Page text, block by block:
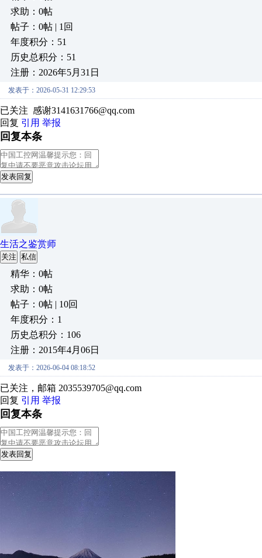
求助：0帖
帖子：0帖 | 1回
年度积分：51
历史总积分：51
注册：2026年5月31日
发表于：2026-05-31 12:29:53
已关注 感谢3141631766@qq.com
回复 引用 举报
回复本条
发表回复
生活之鉴赏师
关注 私信
精华：0帖
求助：0帖
帖子：0帖 | 10回
年度积分：1
历史总积分：106
注册：2015年4月06日
发表于：2026-06-04 08:18:52
已关注，邮箱 2035539705@qq.com
回复 引用 举报
回复本条
发表回复